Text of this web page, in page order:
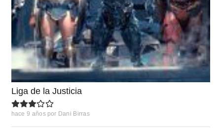
Liga de la Justicia
hace 9 años por Dani Birras